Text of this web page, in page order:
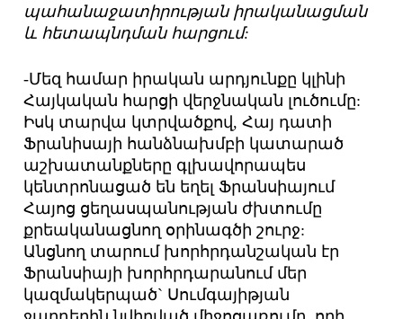
պահանաջատիրության իրականացման
և հետապնդման հարցում:
-Մեզ համար իրական արդյունքը կլինի
Հայկական հարցի վերջնական լուծումը:
Իսկ տարվա կտրվածքով, Հայ դատի
Ֆրանիսայի հանձնախմբի կատարած
աշխատանքները գլխավորապես
կենտրոնացած են եղել Ֆրանսիայում
Հայոց ցեղասպանության ժխտումը
քրեականացնող օրինագծի շուրջ:
Անցնող տարում խորհրդանշական էր
Ֆրանսիայի խորհրդարանում մեր
կազմակերպած` Սումգայիթյան